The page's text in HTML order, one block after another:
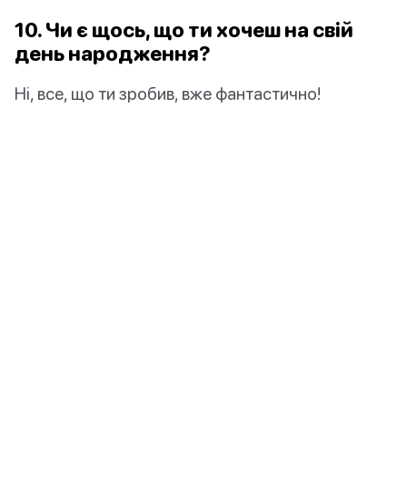
10. Чи є щось, що ти хочеш на свій
день народження?
Ні, все, що ти зробив, вже фантастично!